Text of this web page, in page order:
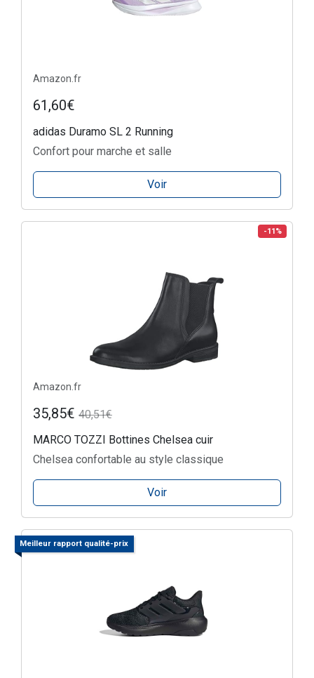
Amazon.fr
61,60€
adidas Duramo SL 2 Running
Confort pour marche et salle
Voir
-11%
Amazon.fr
35,85€ 40,51€
MARCO TOZZI Bottines Chelsea cuir
Chelsea confortable au style classique
Voir
Meilleur rapport qualité-prix